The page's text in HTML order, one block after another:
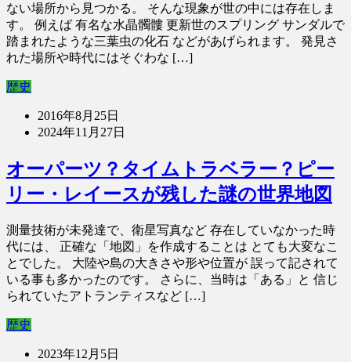
ない場所から見つかる。 そんな現象が世の中には存在しま
す。 例えば 有名な水晶髑髏 更新世のスプリング サンダルで
踏まれたような三葉虫の化石 などがあげられます。 発見さ
れた場所や時代にはそぐわな […]
歴史
2016年8月25日
2024年11月27日
オーパーツ？タイムトラベラー？ピー
リー・レイースが残した謎の世界地図
測量技術が未発達で、衛星写真など 存在していなかった時
代には、 正確な「地図」を作成することは とても大変なこ
とでした。 大陸や島の大きさや形や位置が 誤って記されて
いる事も多かったのです。 さらに、当時は「ある」と 信じ
られていたアトランティスなど […]
歴史
2023年12月5日